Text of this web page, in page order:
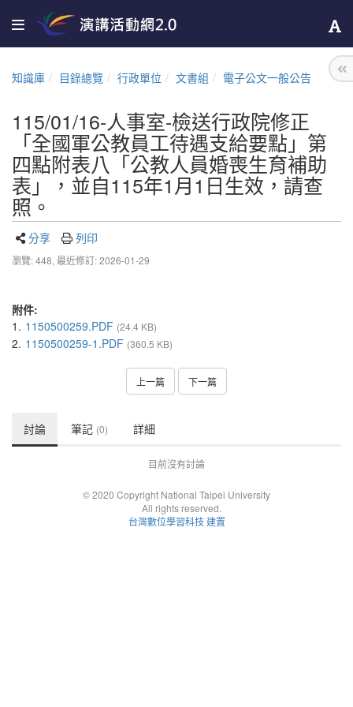
知識庫 目錄總覽 行政單位 文書組 電子公文一般公告
115/01/16-人事室-檢送行政院修正
「全國軍公教員工待遇支給要點」第
四點附表八「公教人員婚喪生育補助
表」，並自115年1月1日生效，請查
照。
分享 列印
瀏覽: 448, 最近修訂: 2026-01-29
附件:
1. 1150500259.PDF (24.4 KB)
2. 1150500259-1.PDF (360.5 KB)
上一篇 下一篇
討論 筆記 (0) 詳細
目前沒有討論
© 2020 Copyright National Taipei University
All rights reserved.
台灣數位學習科技 建置